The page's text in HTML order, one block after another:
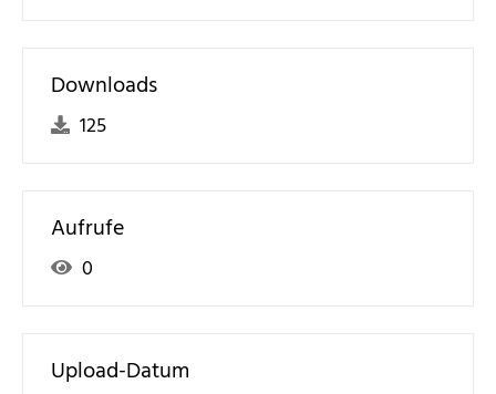
Downloads
125
Aufrufe
0
Upload-Datum